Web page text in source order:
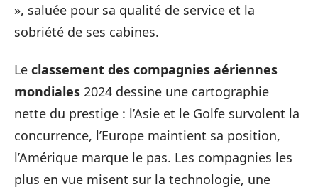
», saluée pour sa qualité de service et la
sobriété de ses cabines.
Le classement des compagnies aériennes
mondiales 2024 dessine une cartographie
nette du prestige : l’Asie et le Golfe survolent la
concurrence, l’Europe maintient sa position,
l’Amérique marque le pas. Les compagnies les
plus en vue misent sur la technologie, une